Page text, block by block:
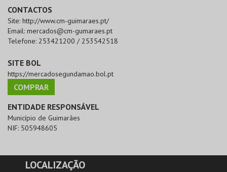
CONTACTOS
Site: http://www.cm-guimaraes.pt/
Email: mercados@cm-gumaraes.pt
Telefone: 253421200 / 253542518
SITE BOL
https://mercadosegundamao.bol.pt
COMPRAR
ENTIDADE RESPONSÁVEL
Município de Guimarães
NIF: 505948605
LOCALIZAÇÃO